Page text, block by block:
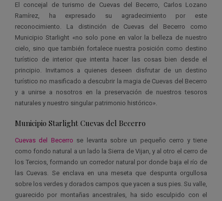
El concejal de turismo de Cuevas del Becerro, Carlos Lozano
Ramírez, ha expresado su agradecimiento por este
reconocimiento. La distinción de Cuevas del Becerro como
Municipio Starlight «no solo pone en valor la belleza de nuestro
cielo, sino que también fortalece nuestra posición como destino
turístico de interior que intenta hacer las cosas bien desde el
principio. Invitamos a quienes deseen disfrutar de un destino
turístico no masificado a descubrir la magia de Cuevas del Becerro
y a unirse a nosotros en la preservación de nuestros tesoros
naturales y nuestro singular patrimonio histórico».
Municipio Starlight Cuevas del Becerro
Cuevas del Becerro se levanta sobre un pequeño cerro y tiene
como fondo natural a un lado la Sierra de Vijan, y al otro el cerro de
los Tercios, formando un corredor natural por donde baja el río de
las Cuevas. Se enclava en una meseta que despunta orgullosa
sobre los verdes y dorados campos que yacen a sus pies. Su valle,
guarecido por montañas ancestrales, ha sido esculpido con el